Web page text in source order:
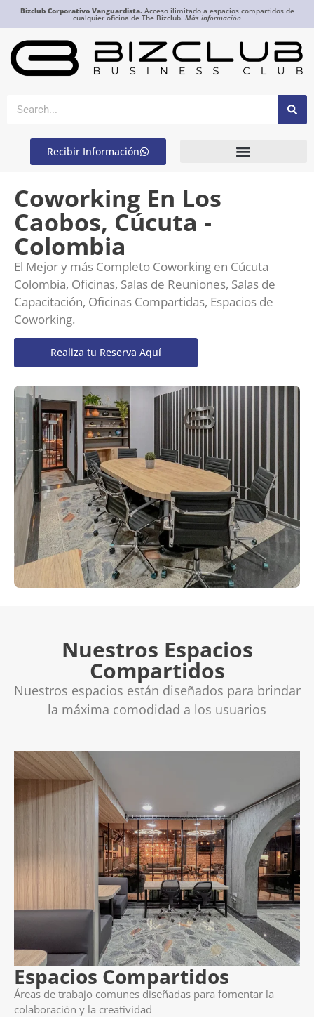
Bizclub Corporativo Vanguardista.Acceso ilimitado a espacios compartidos de
cualquier oficina de The Bizclub. Más información
Recibir Información
Coworking En Los
Caobos, Cúcuta -
Colombia
El Mejor y más Completo Coworking en Cúcuta
Colombia, Oficinas, Salas de Reuniones, Salas de
Capacitación, Oficinas Compartidas, Espacios de
Coworking.
Realiza tu Reserva Aquí
Nuestros Espacios
Compartidos
Nuestros espacios están diseñados para brindar
la máxima comodidad a los usuarios
Espacios Compartidos
Áreas de trabajo comunes diseñadas para fomentar la
colaboración y la creatividad